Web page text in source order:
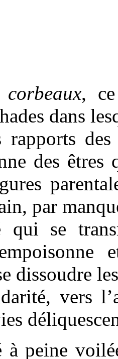
,
dans
rapports
des êtres
par
se
dissoudre
vers
à peine